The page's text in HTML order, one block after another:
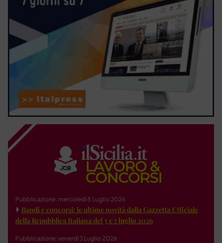
Pubblicazione: mercoledì 8 Luglio 2026
Bandi e concorsi: le ultime novità dalla Gazzetta Ufficiale
della Repubblica Italiana del 3 e 7 luglio 2026
Pubblicazione: venerdì 3 Luglio 2026